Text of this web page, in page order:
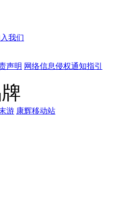
我们
声明 网络信息侵权通知指引
游 康辉移动站